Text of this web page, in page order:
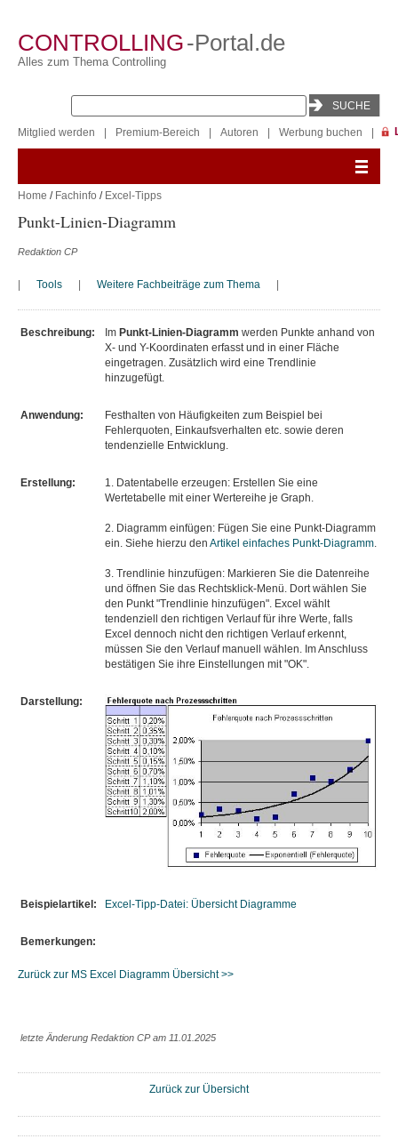
CONTROLLING-Portal.de
Alles zum Thema Controlling
Mitglied werden Premium-Bereich Autoren Werbung buchen
Home / Fachinfo / Excel-Tipps
Punkt-Linien-Diagramm
Redaktion CP
Tools Weitere Fachbeiträge zum Thema
Beschreibung: Im Punkt-Linien-Diagramm werden Punkte anhand von
X- und Y-Koordinaten erfasst und in einer Fläche
eingetragen. Zusätzlich wird eine Trendlinie
hinzugefügt.
Anwendung:
Festhalten von Häufigkeiten zum Beispiel bei
Fehlerquoten, Einkaufsverhalten etc. sowie deren
tendenzielle Entwicklung.
Erstellung:
1. Datentabelle erzeugen: Erstellen Sie eine
Wertetabelle mit einer Wertereihe je Graph.
2. Diagramm einfügen: Fügen Sie eine Punkt-Diagramm
ein. Siehe hierzu den Artikel einfaches Punkt-Diagramm.
3. Trendlinie hinzufügen: Markieren Sie die Datenreihe
und öffnen Sie das Rechtsklick-Menü. Dort wählen Sie
den Punkt "Trendlinie hinzufügen". Excel wählt
tendenziell den richtigen Verlauf für ihre Werte, falls
Excel dennoch nicht den richtigen Verlauf erkennt,
müssen Sie den Verlauf manuell wählen. Im Anschluss
bestätigen Sie ihre Einstellungen mit "OK".
Darstellung:
Beispielartikel: Excel-Tipp-Datei: Übersicht Diagramme
Bemerkungen:
Zurück zur MS Excel Diagramm Übersicht >>
letzte Änderung Redaktion CP am 11.01.2025
Zurück zur Übersicht